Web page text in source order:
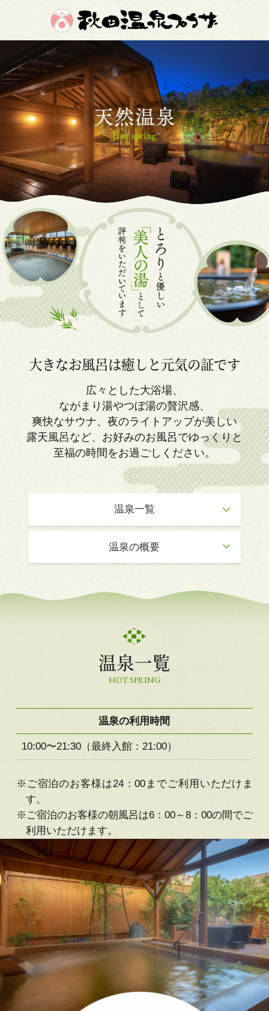
大きなお風呂は癒しと元気の証です
広々とした大浴場、
ながまり湯やつぼ湯の贅沢感、
爽快なサウナ、夜のライトアップが美しい
露天風呂など、 お好みのお風呂でゆっくりと
至福の時間をお過ごしください。
温泉一覧
温泉の概要
温泉一覧
HOT SPRING
温泉の利用時間
10:00〜21:30（最終入館：21:00）
※ご宿泊のお客様は24：00までご利用いただけま
す。
※ご宿泊のお客様の朝風呂は6：00～8：00の間でご
利用いただけます。